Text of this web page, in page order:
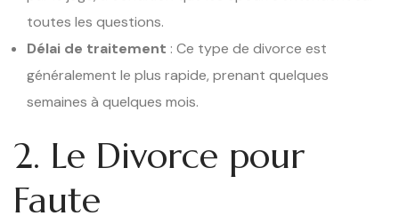
toutes les questions.
Délai de traitement : Ce type de divorce est
généralement le plus rapide, prenant quelques
semaines à quelques mois.
2. Le Divorce pour
Faute